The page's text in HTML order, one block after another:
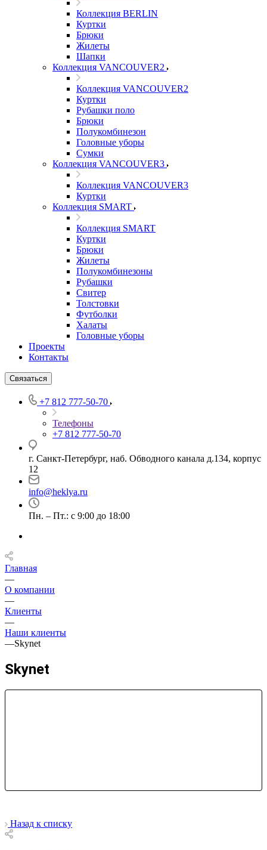
Коллекция BERLIN
Куртки
Брюки
Жилеты
Шапки
Коллекция VANCOUVER2
Коллекция VANCOUVER2
Куртки
Рубашки поло
Брюки
Полукомбинезон
Головные уборы
Сумки
Коллекция VANCOUVER3
Коллекция VANCOUVER3
Куртки
Коллекция SMART
Коллекция SMART
Куртки
Брюки
Жилеты
Полукомбинезоны
Рубашки
Свитер
Толстовки
Футболки
Халаты
Головные уборы
Проекты
Контакты
Связаться
+7 812 777-50-70
Телефоны
+7 812 777-50-70
г. Санкт-Петербург, наб. Обводного канала д.134, корпус
12
info@heklya.ru
Пн. – Пт.: с 9:00 до 18:00
Главная
—
О компании
—
Клиенты
—
Наши клиенты
—Skynet
Skynet
Назад к списку